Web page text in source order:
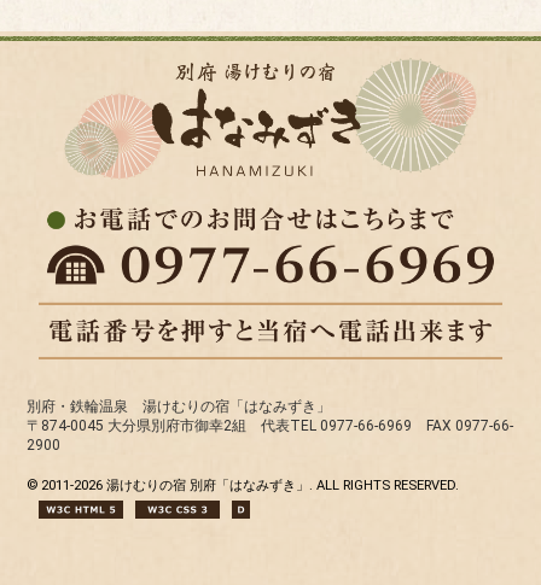
別府・鉄輪温泉 湯けむりの宿「はなみずき」
〒874-0045 大分県別府市御幸2組 代表TEL 0977-66-6969 FAX 0977-66-
2900
© 2011-2026 湯けむりの宿 別府「はなみずき」. ALL RIGHTS RESERVED.